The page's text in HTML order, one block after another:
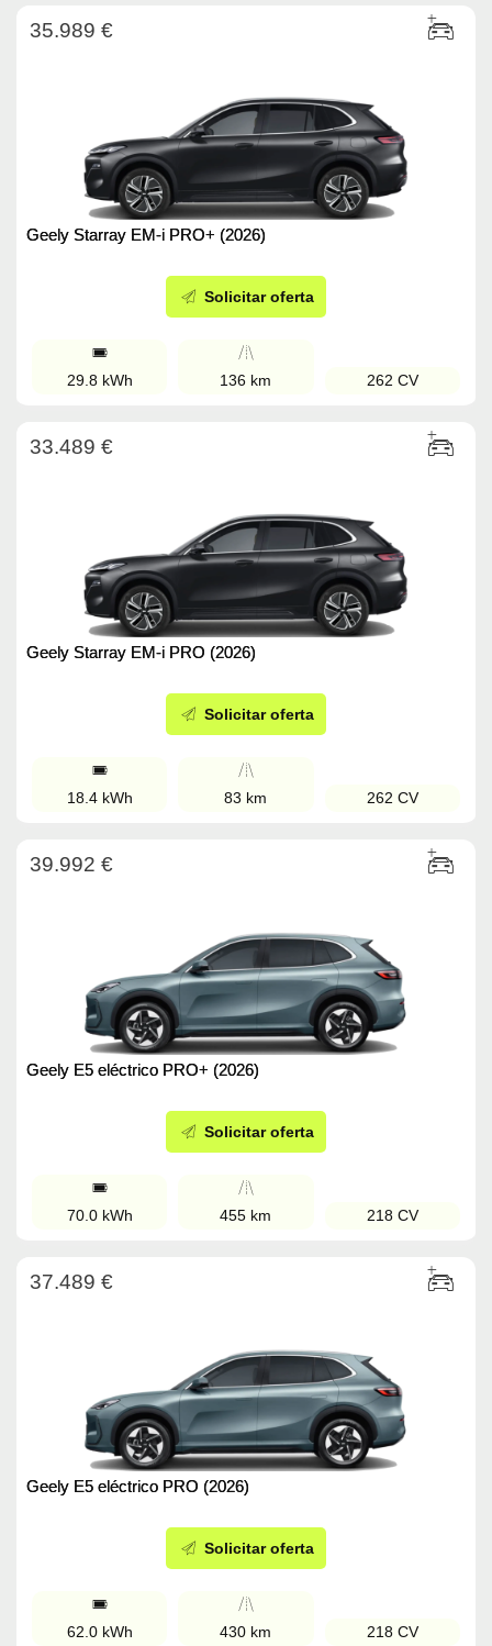
35.989 €
Geely Starray EM-i PRO+ (2026)
Solicitar oferta
29.8 kWh 136 km 262 CV
33.489 €
Geely Starray EM-i PRO (2026)
Solicitar oferta
18.4 kWh 83 km 262 CV
39.992 €
Geely E5 eléctrico PRO+ (2026)
Solicitar oferta
70.0 kWh 455 km 218 CV
37.489 €
Geely E5 eléctrico PRO (2026)
Solicitar oferta
62.0 kWh 430 km 218 CV